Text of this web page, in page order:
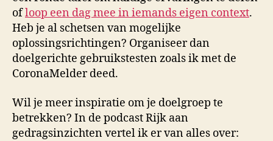
ofloop een dag mee in iemands eigen context.
Heb je al schetsen van mogelijke
oplossingsrichtingen? Organiseer dan
doelgerichte gebruikstesten zoals ik met de
CoronaMelder deed.
Wil je meer inspiratie om je doelgroep te
betrekken? In de podcast Rijk aan
gedragsinzichten vertel ik er van alles over: